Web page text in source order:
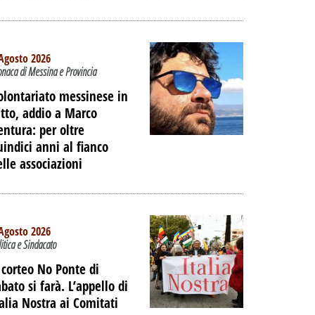
-
LE
2026
di Messina e Provincia
messinese in
addio a Marco
per oltre
anni al fianco
associazioni
2026
e Sindacato
No Ponte di
si farà. L’appello di
Nostra ai Comitati